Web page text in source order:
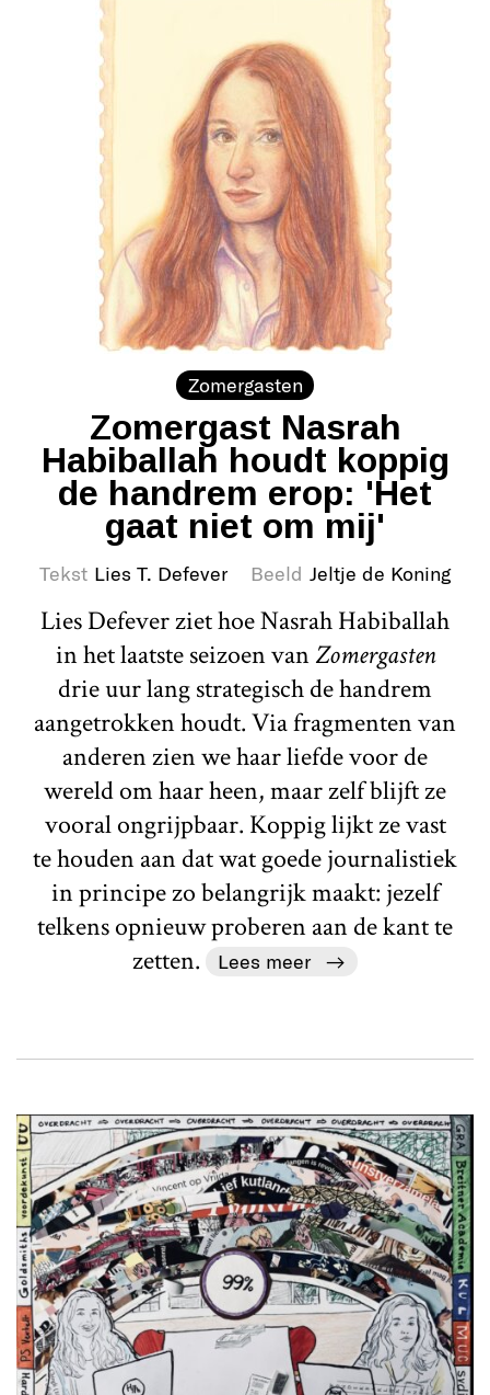
Zomergasten
Zomergast Nasrah
Habiballah houdt koppig
de handrem erop: 'Het
gaat niet om mij'
Tekst Lies T. Defever Beeld Jeltje de Koning
Lies Defever ziet hoe Nasrah Habiballah
in het laatste seizoen vanZomergasten
drie uur lang strategisch de handrem
aangetrokken houdt. Via fragmenten van
anderen zien we haar liefde voor de
wereld om haar heen, maar zelf blijft ze
vooral ongrijpbaar. Koppig lijkt ze vast
te houden aan dat wat goede journalistiek
in principe zo belangrijk maakt: jezelf
telkens opnieuw proberen aan de kant te
zetten.
Lees meer